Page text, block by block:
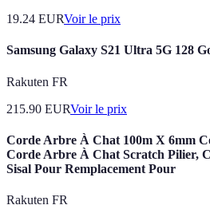
19.24 EURVoir le prix
Samsung Galaxy S21 Ultra 5G 128
Rakuten FR
215.90 EURVoir le prix
Corde Arbre À Chat 100m X 6mm
Corde Arbre À Chat Scratch Pilier,
Sisal Pour Remplacement Pour
Rakuten FR